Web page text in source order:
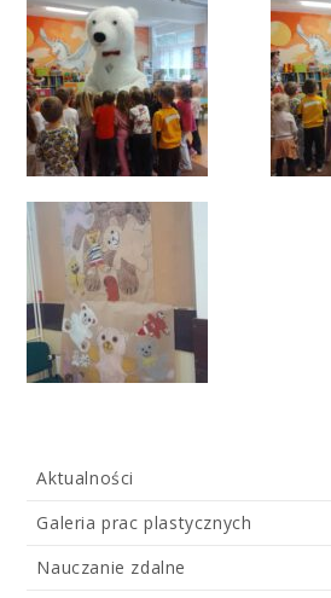
Aktualności
Galeria prac plastycznych
Nauczanie zdalne